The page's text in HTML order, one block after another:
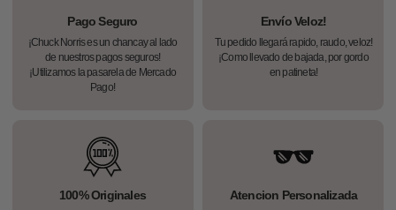
Pago Seguro
¡Chuck Norris es un chancay al lado
de nuestros pagos seguros!
¡Utilizamos la pasarela de Mercado
Pago!
Envío Veloz!
Tu pedido llegará rapido, raudo, veloz!
¡Como llevado de bajada, por gordo
en patineta!
100% Originales Atencion Personalizada